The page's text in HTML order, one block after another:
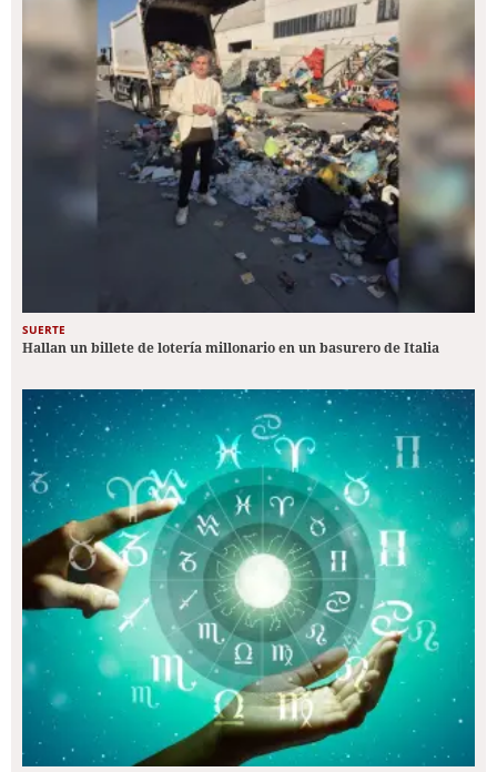
SUERTE
Hallan un billete de lotería millonario en un basurero de Italia